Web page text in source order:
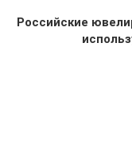
Российские